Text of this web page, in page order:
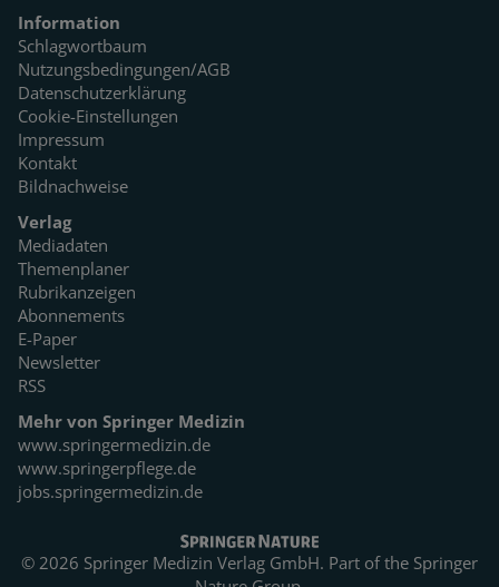
Information
Schlagwortbaum
Nutzungsbedingungen/AGB
Datenschutzerklärung
Cookie-Einstellungen
Impressum
Kontakt
Bildnachweise
Verlag
Mediadaten
Themenplaner
Rubrikanzeigen
Abonnements
E-Paper
Newsletter
RSS
Mehr von Springer Medizin
www.springermedizin.de
www.springerpflege.de
jobs.springermedizin.de
© 2026 Springer Medizin Verlag GmbH. Part of the Springer